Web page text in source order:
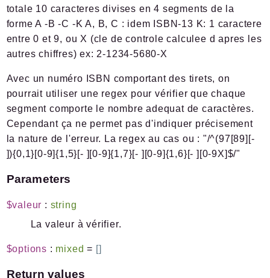
totale 10 caracteres divises en 4 segments de la
forme A -B -C -K A, B, C : idem ISBN-13 K: 1 caractere
entre 0 et 9, ou X (cle de controle calculee d apres les
autres chiffres) ex: 2-1234-5680-X
Avec un numéro ISBN comportant des tirets, on
pourrait utiliser une regex pour vérifier que chaque
segment comporte le nombre adequat de caractères.
Cependant ça ne permet pas d'indiquer précisement
la nature de l'erreur. La regex au cas ou : "/^(97[89][-
]){0,1}[0-9]{1,5}[- ][0-9]{1,7}[- ][0-9]{1,6}[- ][0-9X]$/"
Parameters
$valeur : string
La valeur à vérifier.
$options : mixed = []
Return values